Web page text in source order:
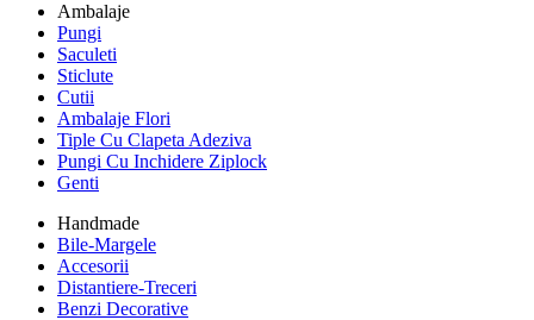
Ambalaje
Pungi
Saculeti
Sticlute
Cutii
Ambalaje Flori
Tiple Cu Clapeta Adeziva
Pungi Cu Inchidere Ziplock
Genti
Handmade
Bile-Margele
Accesorii
Distantiere-Treceri
Benzi Decorative